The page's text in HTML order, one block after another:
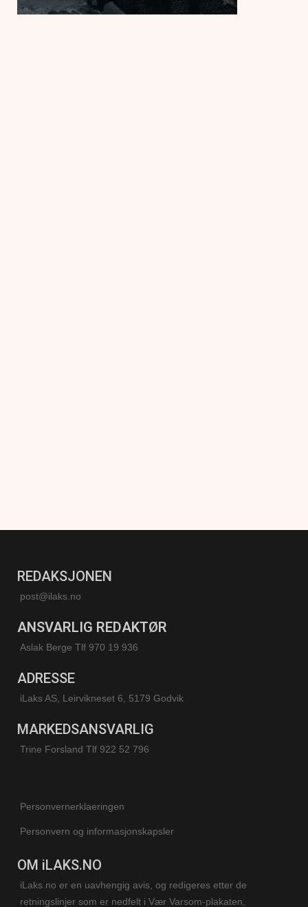
REDAKSJONEN
post@ilaks.no
ANSVARLIG REDAKTØR
Aslak Berge Tlf 970 19 936
ADRESSE
iLaks AS, Leirvikneset 6, 5179 Godvik
MARKEDSANSVARLIG
Trine Forsland Tlf 922 52 796
Personvernerklaeringen
Personvern og informasjonskapsler
OM iLAKS.NO
iLaks.no er en uavhengig avis, og redigeres etter de
retningslinjer som er nedfelt i Vær Varsom-plakaten,